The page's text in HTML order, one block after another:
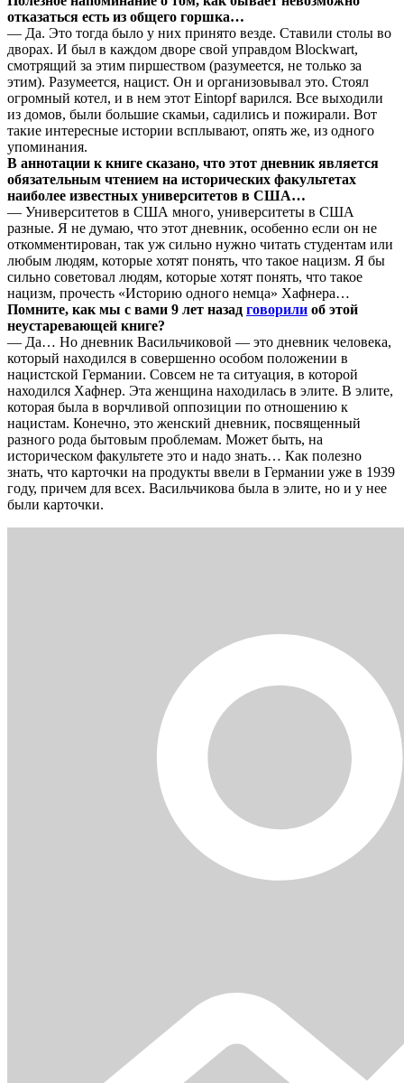
отказаться есть из общего горшка…
— Да. Это тогда было у них принято везде. Ставили столы во
дворах. И был в каждом дворе свой управдом Blockwart,
смотрящий за этим пиршеством (разумеется, не только за
этим). Разумеется, нацист. Он и организовывал это. Стоял
огромный котел, и в нем этот Eintopf варился. Все выходили
из домов, были большие скамьи, садились и пожирали. Вот
такие интересные истории всплывают, опять же, из одного
упоминания.
В аннотации к книге сказано, что этот дневник является
обязательным чтением на исторических факультетах
наиболее известных университетов в США…
— Университетов в США много, университеты в США
разные. Я не думаю, что этот дневник, особенно если он не
откомментирован, так уж сильно нужно читать студентам или
любым людям, которые хотят понять, что такое нацизм. Я бы
сильно советовал людям, которые хотят понять, что такое
нацизм, прочесть «Историю одного немца» Хафнера…
Помните, как мы с вами 9 лет назад говорили об этой
неустаревающей книге?
— Да… Но дневник Васильчиковой — это дневник человека,
который находился в совершенно особом положении в
нацистской Германии. Совсем не та ситуация, в которой
находился Хафнер. Эта женщина находилась в элите. В элите,
которая была в ворчливой оппозиции по отношению к
нацистам. Конечно, это женский дневник, посвященный
разного рода бытовым проблемам. Может быть, на
историческом факультете это и надо знать… Как полезно
знать, что карточки на продукты ввели в Германии уже в 1939
году, причем для всех. Васильчикова была в элите, но и у нее
были карточки.